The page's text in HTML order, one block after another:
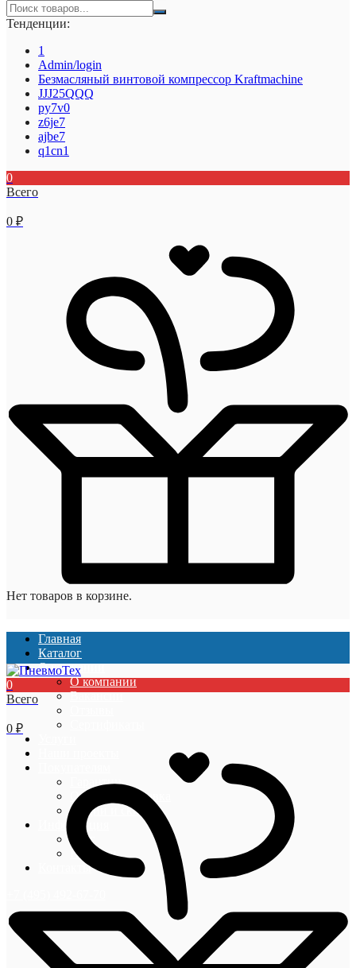
Тенденции:
1
Admin/login
Безмасляный винтовой компрессор Kraftmaсhine
JJJ25QQQ
py7v0
z6je7
ajbe7
q1cn1
0
Всего
0 ₽
Нет товаров в корзине.
Главная
Каталог
О компании
О компании
Вакансии
Гарантии
Оплата и доставка
Акции и скидки
Информация
Блог
Новости
Контакты
0
Всего
0 ₽